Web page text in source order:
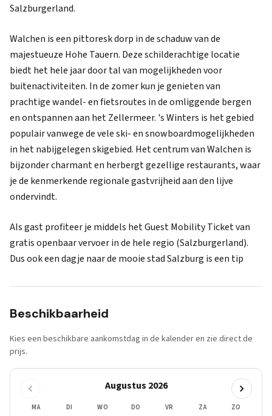
Salzburgerland.
Walchen is een pittoresk dorp in de schaduw van de
majestueuze Hohe Tauern. Deze schilderachtige locatie
biedt het hele jaar door tal van mogelijkheden voor
buitenactiviteiten. In de zomer kun je genieten van
prachtige wandel- en fietsroutes in de omliggende bergen
en ontspannen aan het Zellermeer. 's Winters is het gebied
populair vanwege de vele ski- en snowboardmogelijkheden
in het nabijgelegen skigebied. Het centrum van Walchen is
bijzonder charmant en herbergt gezellige restaurants, waar
je de kenmerkende regionale gastvrijheid aan den lijve
ondervindt.
Als gast profiteer je middels het Guest Mobility Ticket van
gratis openbaar vervoer in de hele regio (Salzburgerland).
Dus ook een dagje naar de mooie stad Salzburg is een tip
Beschikbaarheid
Kies een beschikbare aankomstdag in de kalender en zie direct de
prijs.
Augustus 2026
MA DI WO DO VR ZA ZO